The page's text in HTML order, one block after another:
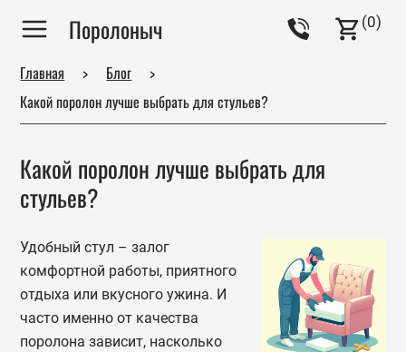
Поролоныч (0)
Главная
Блог
Какой поролон лучше выбрать для стульев?
Какой поролон лучше выбрать для
стульев?
Удобный стул – залог
комфортной работы, приятного
отдыха или вкусного ужина. И
часто именно от качества
поролона зависит, насколько